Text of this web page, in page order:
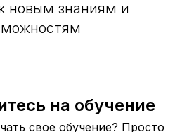
новым знаниям и
на обучение
свое обучение? Просто